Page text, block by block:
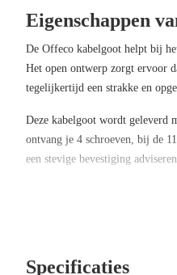
Eigenschappen
De Offeco kabelgoot helpt bij
Het open ontwerp zorgt ervoor
tegelijkertijd een strakke en
Deze kabelgoot wordt geleverd
ontvang je 4 schroeven, bij de
een stevige bevestiging
Dankzij de verschillende
Specificaties